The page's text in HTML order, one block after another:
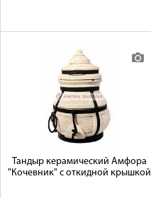
Тандыр керамический Амфора
"Кочевник" с откидной крышкой